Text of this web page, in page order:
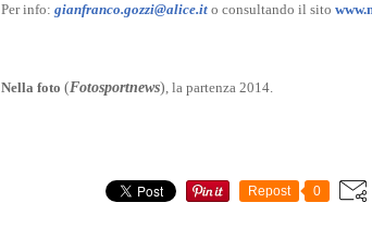
Per info: gianfranco.gozzi@alice.it o consultando il sito
Nella foto (Fotosportnews), la partenza 2014.
Repost 0